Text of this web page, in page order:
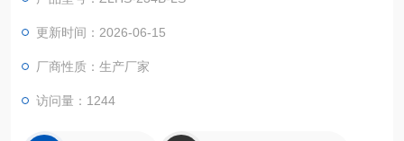
更新时间：2026-06-15
厂商性质：生产厂家
访问量：1244